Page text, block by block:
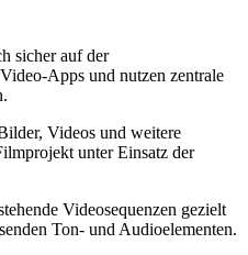
sicher auf der
Apps und nutzen zentrale
Videos und weitere
unter Einsatz der
Videosequenzen gezielt
Ton- und Audioelementen.